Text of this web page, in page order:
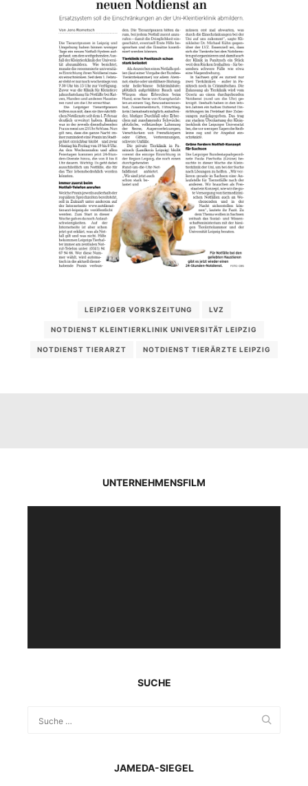
LEIPZIGER VORKSZEITUNG LVZ
NOTDIENST KLEINTIERKLINIK UNIVERSITÄT LEIPZIG
NOTDIENST TIERARZT NOTDIENST TIERÄRZTE LEIPZIG
UNTERNEHMENSFILM
SUCHE
JAMEDA-SIEGEL